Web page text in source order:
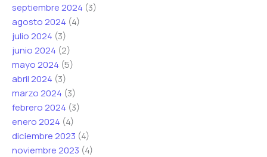
septiembre 2024 (3)
agosto 2024 (4)
julio 2024 (3)
junio 2024 (2)
mayo 2024 (5)
abril 2024 (3)
marzo 2024 (3)
febrero 2024 (3)
enero 2024 (4)
diciembre 2023 (4)
noviembre 2023 (4)